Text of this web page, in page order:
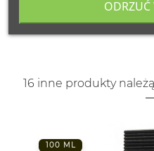
16 inne produkty
100 ML
ODRZUĆ